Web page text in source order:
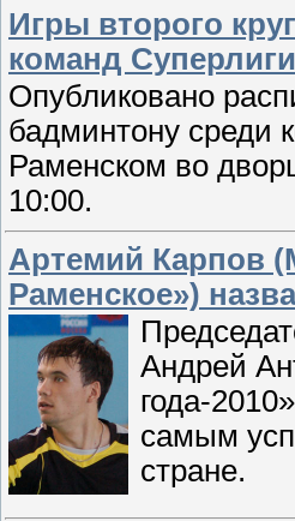
Игры второго
команд
Опубликовано
бадминтону среди
Раменском во
10:00.
Артемий Карпов
Раменское»)
Андрей
года-
самым
стране.